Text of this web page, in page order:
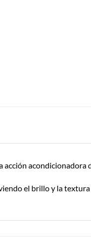
acondicionadora
el brillo y la